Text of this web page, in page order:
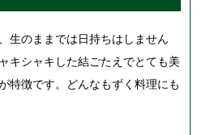
生のままでは日持ちはしません
キシャキした結ごたえでとても美
特徴です。どんなもずく料理にも